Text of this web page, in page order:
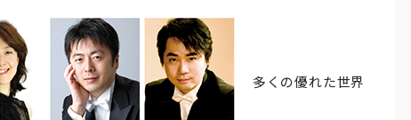
多くの優れた世界